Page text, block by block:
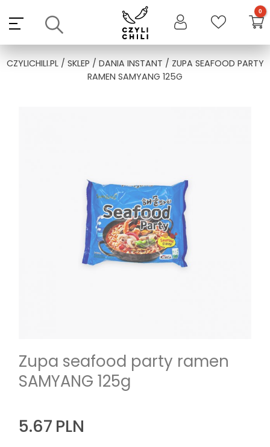
content
CZYLICHILI.PL/ SKLEP / DANIA INSTANT / ZUPA SEAFOOD PARTY
RAMEN SAMYANG 125G
Zupa seafood party ramen
SAMYANG 125g
5.67 PLN